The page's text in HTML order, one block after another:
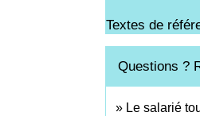
Textes de
Questions ?
Le salarié